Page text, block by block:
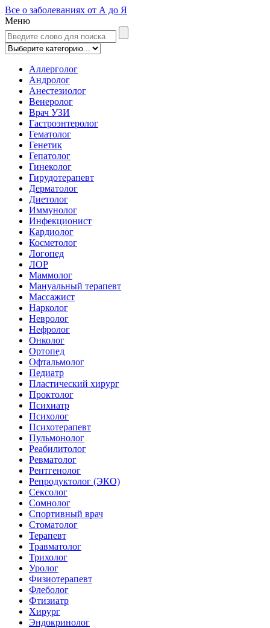
Все о заболеваниях от А до Я
Меню
Аллерголог
Андролог
Анестезиолог
Венеролог
Врач УЗИ
Гастроэнтеролог
Гематолог
Генетик
Гепатолог
Гинеколог
Гирудотерапевт
Дерматолог
Диетолог
Иммунолог
Инфекционист
Кардиолог
Косметолог
Логопед
ЛОР
Маммолог
Мануальный терапевт
Массажист
Нарколог
Невролог
Нефролог
Онколог
Ортопед
Офтальмолог
Педиатр
Пластический хирург
Проктолог
Психиатр
Психолог
Психотерапевт
Пульмонолог
Реабилитолог
Ревматолог
Рентгенолог
Репродуктолог (ЭКО)
Сексолог
Сомнолог
Спортивный врач
Стоматолог
Терапевт
Травматолог
Трихолог
Уролог
Физиотерапевт
Флеболог
Фтизиатр
Хирург
Эндокринолог